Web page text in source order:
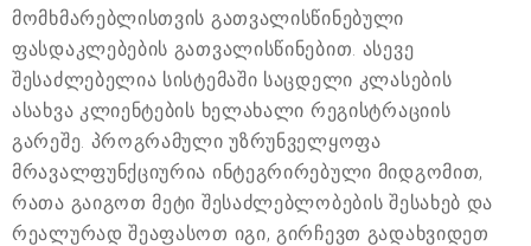
მომხმარებლისთვის გათვალისწინებული
ფასდაკლებების გათვალისწინებით. ასევე
შესაძლებელია სისტემაში საცდელი კლასების
ასახვა კლიენტების ხელახალი რეგისტრაციის
გარეშე. პროგრამული უზრუნველყოფა
მრავალფუნქციურია ინტეგრირებული მიდგომით,
რათა გაიგოთ მეტი შესაძლებლობების შესახებ და
რეალურად შეაფასოთ იგი, გირჩევთ გადახვიდეთ